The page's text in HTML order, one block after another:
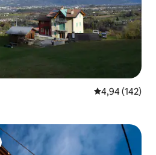
Gemiddelde
4,94 (142)